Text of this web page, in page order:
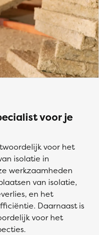
voor je
voor het
isolatie in
werkzaamheden
van isolatie,
en het
Daarnaast is
voor het